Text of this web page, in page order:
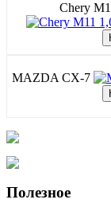
Chery
MAZDA CX-7
Полезное